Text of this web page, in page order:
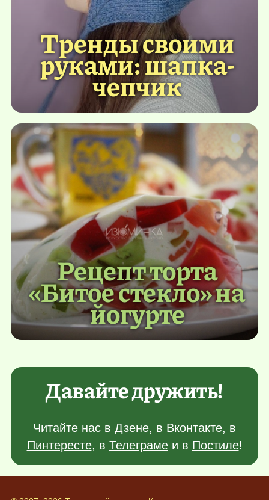
Тренды своими
руками: шапка-
чепчик
Рецепт торта
«Битое стекло» на
йогурте
Давайте дружить!
Читайте нас в Дзене, в Вконтакте, в
Пинтересте, в Телеграмеи в Постиле!